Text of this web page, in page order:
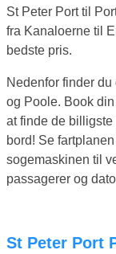
St Peter Port til
fra Kanaloerne til
bedste pris.
Nedenfor finder
og Poole. Book
at finde de
bord! Se
sogemaskinen til
passagerer og
St Peter Port